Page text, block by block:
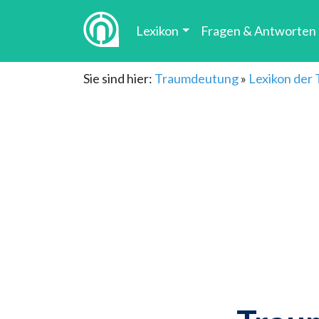
Lexikon Fragen & Antworten
Sie sind hier: Traumdeutung» Lexikon der